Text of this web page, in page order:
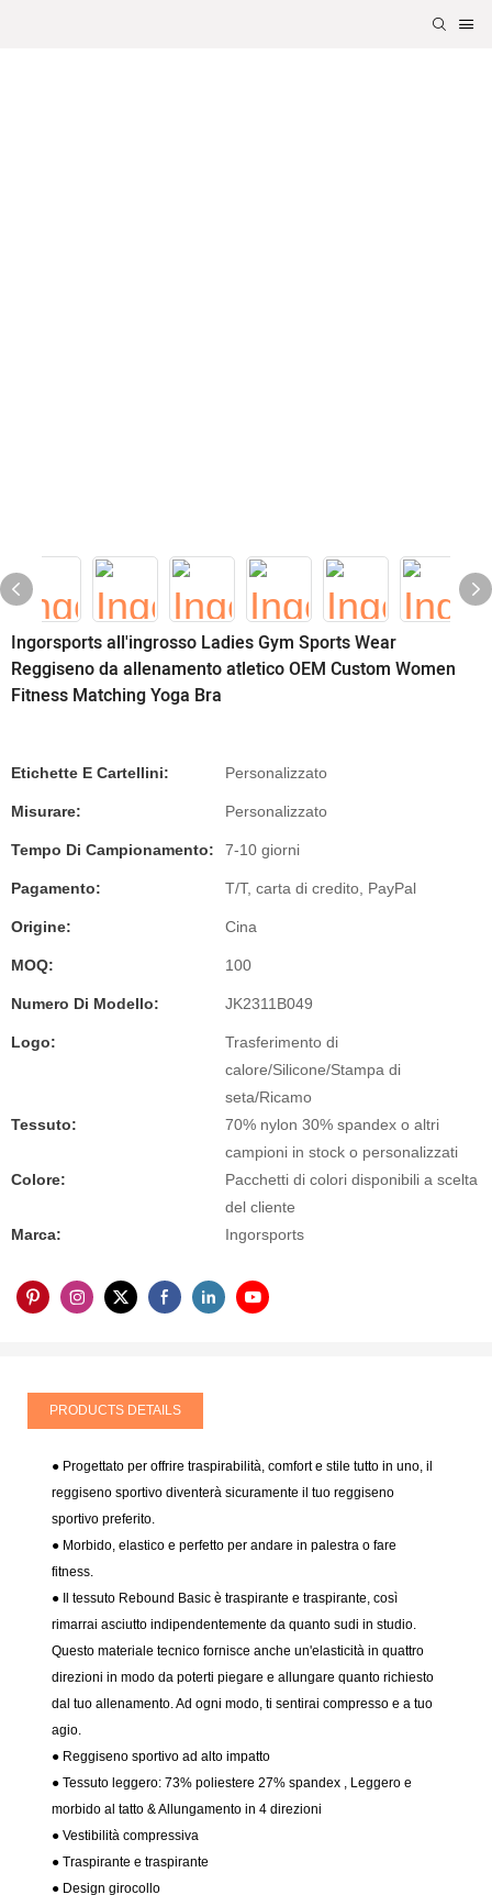
Ingorsports all'ingrosso Ladies Gym Sports Wear
Reggiseno da allenamento atletico OEM Custom Women
Fitness Matching Yoga Bra
Etichette E Cartellini: Personalizzato
Misurare: Personalizzato
Tempo Di Campionamento: 7-10 giorni
Pagamento: T/T, carta di credito, PayPal
Origine: Cina
MOQ: 100
Numero Di Modello: JK2311B049
Logo:
Trasferimento di
calore/Silicone/Stampa di
seta/Ricamo
Tessuto:
70% nylon 30% spandex o altri
campioni in stock o personalizzati
Colore:
Pacchetti di colori disponibili a scelta
del cliente
Marca:
Ingorsports
PRODUCTS DETAILS
● Progettato per offrire traspirabilità, comfort e stile tutto in uno, il
reggiseno sportivo diventerà sicuramente il tuo reggiseno
sportivo preferito.
● Morbido, elastico e perfetto per andare in palestra o fare
fitness.
● Il tessuto Rebound Basic è traspirante e traspirante, così
rimarrai asciutto indipendentemente da quanto sudi in studio.
Questo materiale tecnico fornisce anche un'elasticità in quattro
direzioni in modo da poterti piegare e allungare quanto richiesto
dal tuo allenamento. Ad ogni modo, ti sentirai compresso e a tuo
agio.
● Reggiseno sportivo ad alto impatto
● Tessuto leggero: 73% poliestere 27% spandex , Leggero e
morbido al tatto & Allungamento in 4 direzioni
● Vestibilità compressiva
●Traspirante e traspirante
● Design girocollo